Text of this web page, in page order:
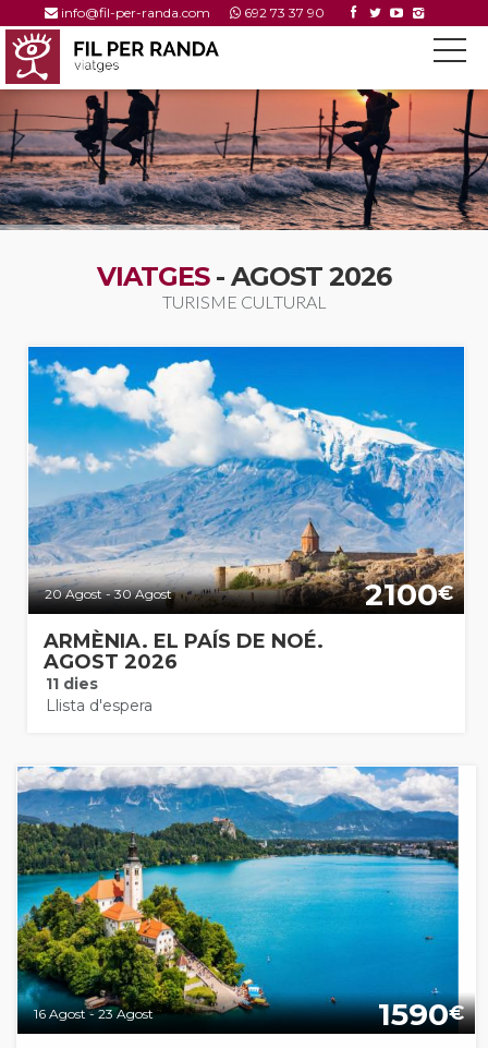
info@fil-per-randa.com 692 73 37 90
VIATGES- AGOST 2026
TURISME CULTURAL
20 Agost - 30 Agost 2100€
ARMÈNIA. EL PAÍS DE NOÉ.
AGOST 2026
11 dies
Llista d'espera
16 Agost - 23 Agost 1590€